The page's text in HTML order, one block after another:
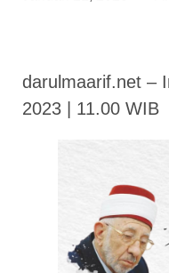
darulmaarif.net –
2023 | 11.00 WIB